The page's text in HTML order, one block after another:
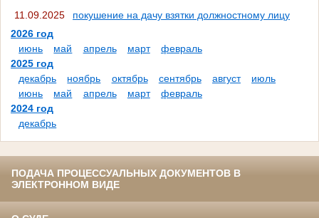
11.09.2025
покушение на дачу взятки должностному лицу
2026 год
июнь
май апрель март
февраль
2025 год
декабрь
ноябрь октябрь сентябрь август
июль
июнь
май апрель март
февраль
2024 год
декабрь
ПОДАЧА ПРОЦЕССУАЛЬНЫХ ДОКУМЕНТОВ В
ЭЛЕКТРОННОМ ВИДЕ